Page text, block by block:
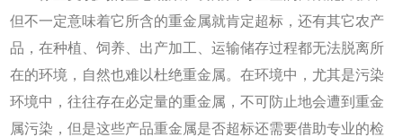
但不一定意味着它所含的重金属就肯定超标，还有其它农产
品，在种植、饲养、出产加工、运输储存过程都无法脱离所
在的环境，自然也难以杜绝重金属。在环境中，尤其是污染
环境中，往往存在必定量的重金属，不可防止地会遭到重金
属污染，但是这些产品重金属是否超标还需要借助专业的检